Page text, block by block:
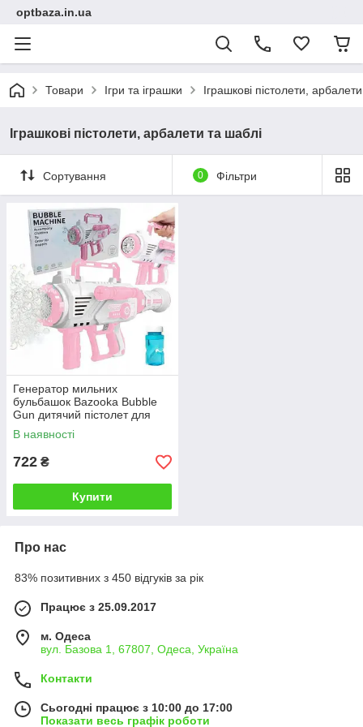
optbaza.in.ua
Товари Ігри та іграшки Іграшкові пістолети,
Іграшкові пістолети, арбалети та шаблі
Сортування 0 Фільтри
Генератор мильних
бульбашок Bazooka Bubble
Gun дитячий пістолет для
бульбашок з підсвічуванням
В наявності
722 ₴
Купити
Про нас
83% позитивних з 450 відгуків за рік
Працює з 25.09.2017
м. Одеса
вул. Базова 1, 67807, Одеса, Україна
Контакти
Сьогодні працює з 10:00 до 17:00
Показати весь графік роботи